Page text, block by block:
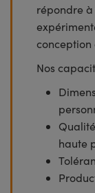
répondre à
Nos
haute